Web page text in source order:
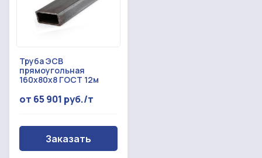
Труба ЭСВ
прямоугольная
160х80х8 ГОСТ 12м
от 65 901 руб./т
Заказать